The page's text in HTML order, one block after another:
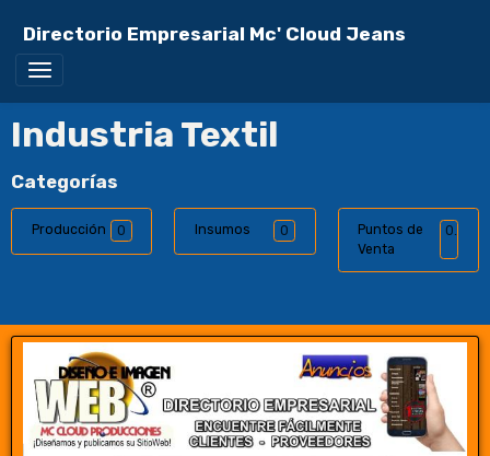
Directorio Empresarial Mc' Cloud Jeans
Industria Textil
Categorías
Producción 0 Insumos 0
Puntos de
Venta
0